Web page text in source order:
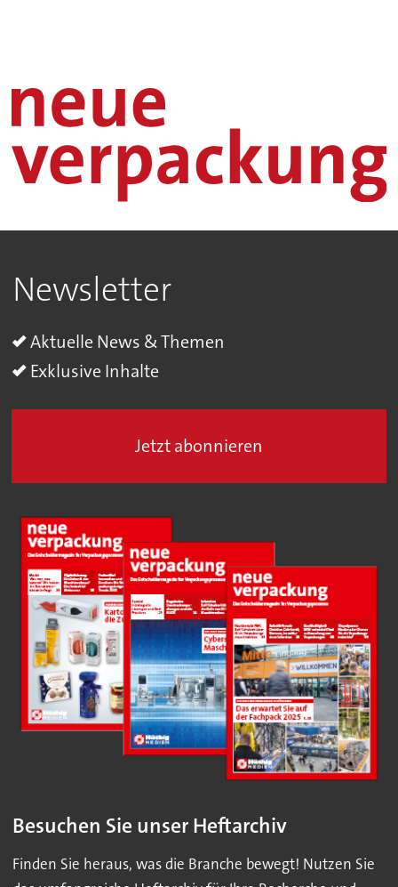
Newsletter
Aktuelle News & Themen
Exklusive Inhalte
Jetzt abonnieren
Besuchen Sie unser Heftarchiv
Finden Sie heraus, was die Branche bewegt! Nutzen Sie